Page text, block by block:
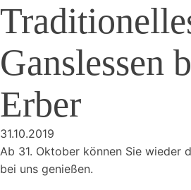
Ganslessen
Erber
31.10.2019
Ab 31. Oktober können Sie wieder
bei uns genießen.